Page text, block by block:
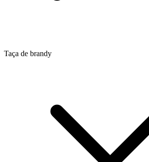
Taça de brandy